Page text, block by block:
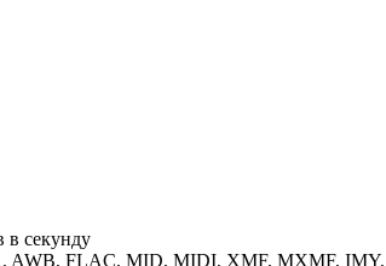
в секунду
AWB, FLAC, MID, MIDI, XMF, MXMF,